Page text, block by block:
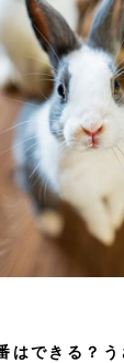
はできる？